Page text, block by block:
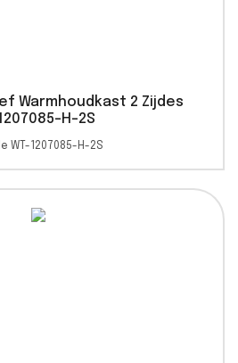
Warmhoudkast 2 Zijdes
H-2S
WT-1207085-H-2S